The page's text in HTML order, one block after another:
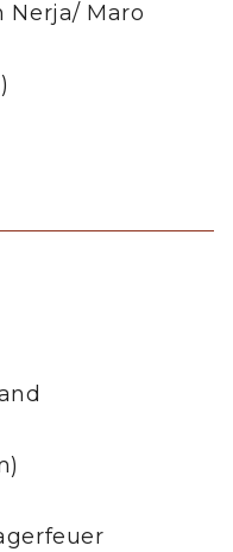
Nerja/ Maro